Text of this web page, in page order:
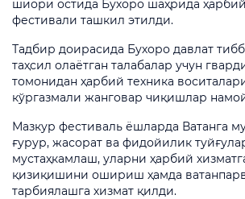
шиори остида Бухоро шаҳрида
фестивали ташкил этилди.
Тадбир доирасида Бухоро давлат
таҳсил олаётган талабалар учун
томонидан ҳарбий техника
кўргазмали жанговар чиқишлар
Мазкур фестиваль ёшларда Ватанга
ғурур, жасорат ва фидойилик
мустаҳкамлаш, уларни ҳарбий
қизиқишини ошириш ҳамда
тарбиялашга хизмат қилди.